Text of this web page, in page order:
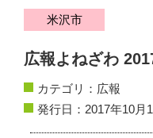
米沢市
広報よねざわ
カテゴリ： 広報
発行日：2017年10月
個人情報保護方針